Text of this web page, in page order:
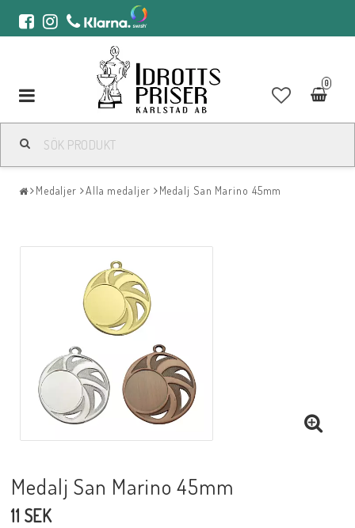
0
Toggle
navigation
Medaljer Alla medaljer Medalj San Marino 45mm
Medalj San Marino 45mm
11 SEK